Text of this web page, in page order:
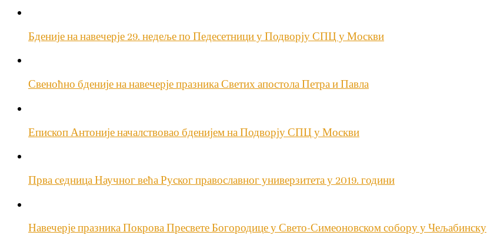
Бденије на навечерје 29. недеље по Педесетници у Подворју СПЦ у Москви
Свеноћно бденије на навечерје празника Светих апостола Петра и Павла
Епископ Антоније началствовао бденијем на Подворју СПЦ у Москви
Прва седница Научног већа Руског православног универзитета у 2019. години
Навечерје празника Покрова Пресвете Богородице у Свето-Симеоновском собору у Чељабинску